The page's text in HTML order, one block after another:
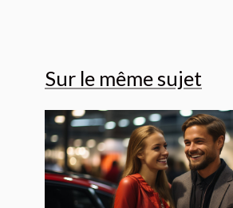
Sur le même sujet